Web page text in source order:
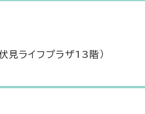
見ライフプラザ13階）